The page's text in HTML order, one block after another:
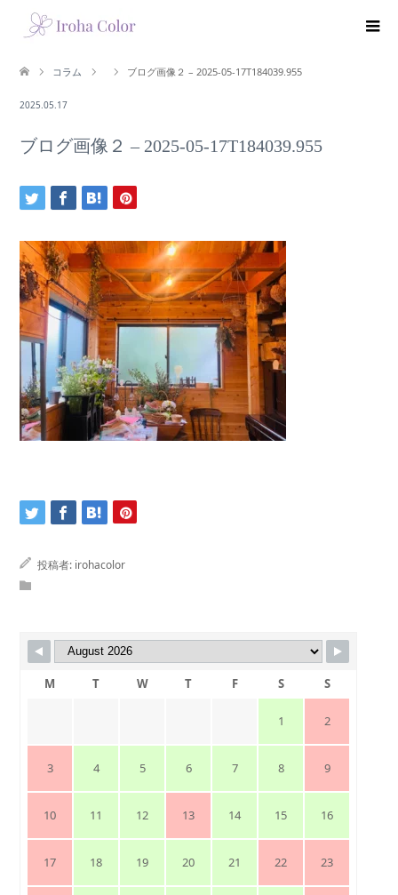
コラム ブログ画像２ – 2025-05-17T184039.955
2025.05.17
ブログ画像２ – 2025-05-17T184039.955
投稿者: irohacolor
M T W T F S S
1 2
3 4 5 6 7 8 9
10 11 12 13 14 15 16
17 18 19 20 21 22 23